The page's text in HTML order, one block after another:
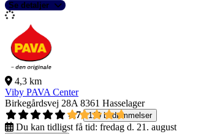
Se detaljer
4,3 km
Viby PAVA Center
Birkegårdsvej 28A 8361 Hasselager
4,7
119 bedømmelser
Du kan tidligst få tid: fredag d. 21. august